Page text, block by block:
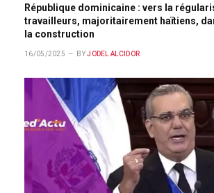
République dominicaine : vers la
travailleurs, majoritairement haïtiens,
la construction
16/05/2025 BY JODEL ALCIDOR